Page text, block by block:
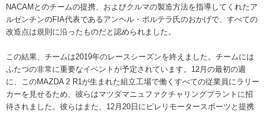
NACAMとのチームの提携、およびクルマの製造方法を指導してくれたア
ルゼンチンのFIA代表であるアンヘル・ポルテラ氏のおかげで、すべての
改造点は規則に沿ったものだと認められました。
この結果、チームは2019年のレースシーズンを終えました。チームには
ふたつの非常に重要なイベントが予定されています。12月の最初の週
に、このMAZDA 2 R1が生まれた組立工場で働くすべての従業員にラリー
カーを見せるため、彼らはマツダマニュファクチャリングプラントに招
待されました。彼らはまた、12月20日にピレリモータースポーツと提携